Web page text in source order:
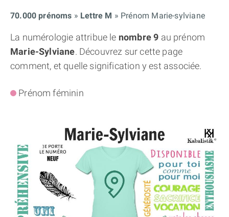
70.000 prénoms Lettre M Prénom Marie-sylviane
La numérologie attribue le nombre 9 au prénom
Marie-Sylviane. Découvrez sur cette page
comment, et quelle signification y est associée.
Prénom féminin
THÈME NUMÉROLOGIQUE APPROFONDI
THÈME TEMPOREL
NUMÉROSCOPE
THÈME « DOUBLE JE »
APPRENDRE LA NUMÉROLOGIE
EXPLORER LA NUMÉROLOGIE